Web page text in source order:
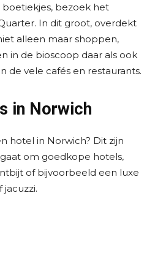
bezoek het
In dit groot, overdekt
alleen maar shoppen,
in de bioscoop daar als ook
de vele cafés en restaurants.
in Norwich
hotel in Norwich? Dit zijn
om goedkope hotels,
of bijvoorbeeld een luxe